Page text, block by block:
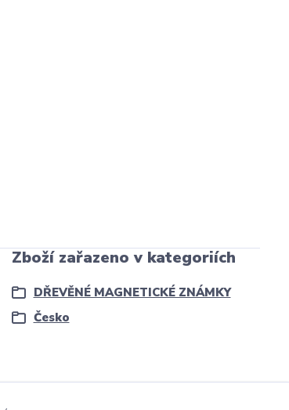
Zboží zařazeno v kategoriích
DŘEVĚNÉ MAGNETICKÉ ZNÁMKY
Česko